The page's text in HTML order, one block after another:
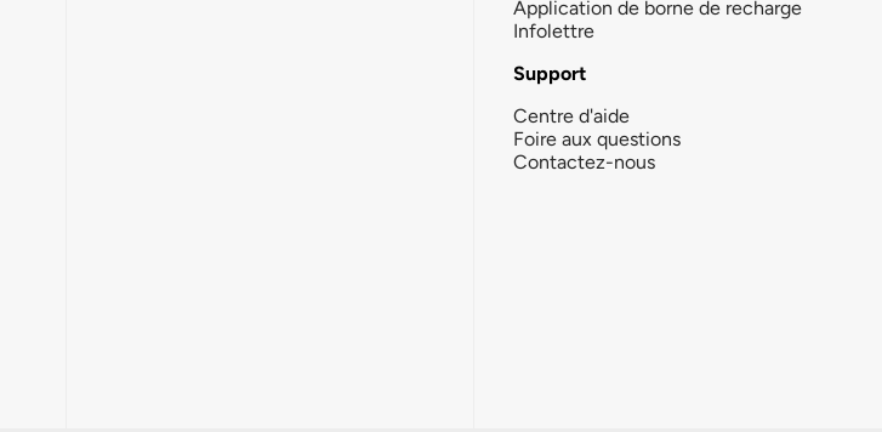
Application de borne de recharge
Infolettre
Support
Centre d'aide
Foire aux questions
Contactez-nous